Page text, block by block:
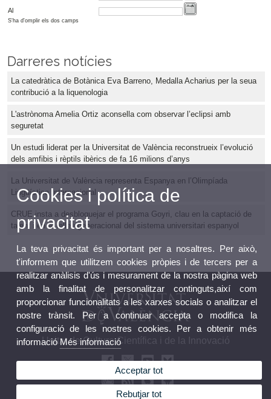
Al
S'ha d'omplir els dos camps
Darreres notícies
La catedràtica de Botànica Eva Barreno, Medalla Acharius per la seua
contribució a la liquenologia
L'astrònoma Amelia Ortiz aconsella com observar l’eclipsi amb
seguretat
Un estudi liderat per la Universitat de València reconstrueix l’evolució
dels amfibis i rèptils ibèrics de fa 16 milions d’anys
La Universitat de València representa Espanya en l’Olimpíada
Lingüística Internacional
CRUE insta a desbloquejar el programa Goyri, clau en la captació de
talent i en el relleu generacional del sistema universitari espanyol
Unitat de Cultura Científica i de la Innovació
Cookies i política de
privacitat
La teva privacitat és important per a nosaltres. Per això,
t'informem que utilitzem cookies pròpies i de tercers per a
realitzar anàlisis d'ús i mesurament de la nostra pàgina web
amb la finalitat de personalitzar continguts,així com
proporcionar funcionalitats a les xarxes socials o analitzar el
nostre trànsit. Per a continuar accepta o modifica la
configuració de les nostres cookies. Per a obtenir més
informacióMés informació
Acceptar tot
Rebutjar tot